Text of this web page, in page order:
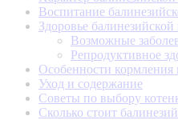
Воспитание
Здоровье
Возможные
Репродуктивное
Особенности кормления
Уход и содержание
Советы по выбору
Сколько стоит